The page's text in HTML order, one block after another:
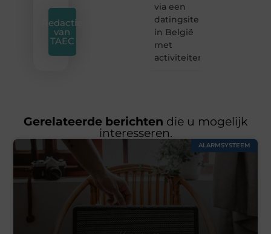
Redactie
van
TAEC
via een
datingsite
in België
met
activiteiten
Gerelateerde berichten die u mogelijk
interesseren.
ALARMSYSTEEM